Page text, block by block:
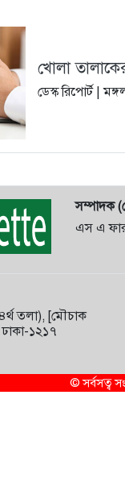
খোলা
ডেস্ক রিপোর্ট |
সম্পাদক
এস এ
তলা), [মৌচাক
ঢাকা-১২১৭
© সর্বসত্ব